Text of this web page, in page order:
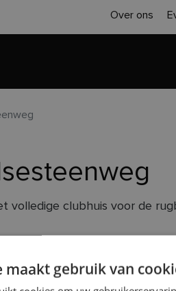
Over ons
volledige clubhuis voor de
niet enkel beperkt zijn tot
maakt gebruik van